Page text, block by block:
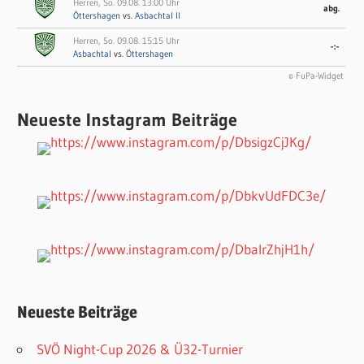
Herren, So. 09.08. 13:00 Uhr
Öttershagenvs.Asbachtal II
abg.
Herren, So. 09.08. 15:15 Uhr
Asbachtal vs.Öttershagen
-:-
© FuPa-Widget
Neueste Instagram Beiträge
Neueste Beiträge
SVÖ Night-Cup 2026 & Ü32-Turnier